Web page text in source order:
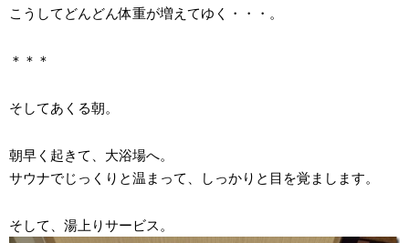
こうしてどんどん体重が増えてゆく・・・。
＊＊＊
そしてあくる朝。
朝早く起きて、大浴場へ。
サウナでじっくりと温まって、しっかりと目を覚まします。
そして、湯上りサービス。